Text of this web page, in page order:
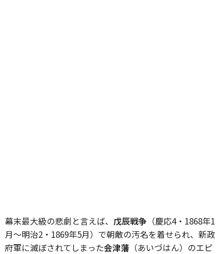
幕末最大級の悲劇と言えば、 戊辰戦争 （慶応4・1868年1
月～明治2・1869年5月）で朝敵の汚名を着せられ、新政
府軍に滅ぼされてしまった会津藩 （あいづはん）のエピ